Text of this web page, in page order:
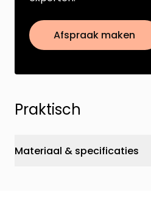
Afspraak maken
Praktisch
Materiaal & specificaties